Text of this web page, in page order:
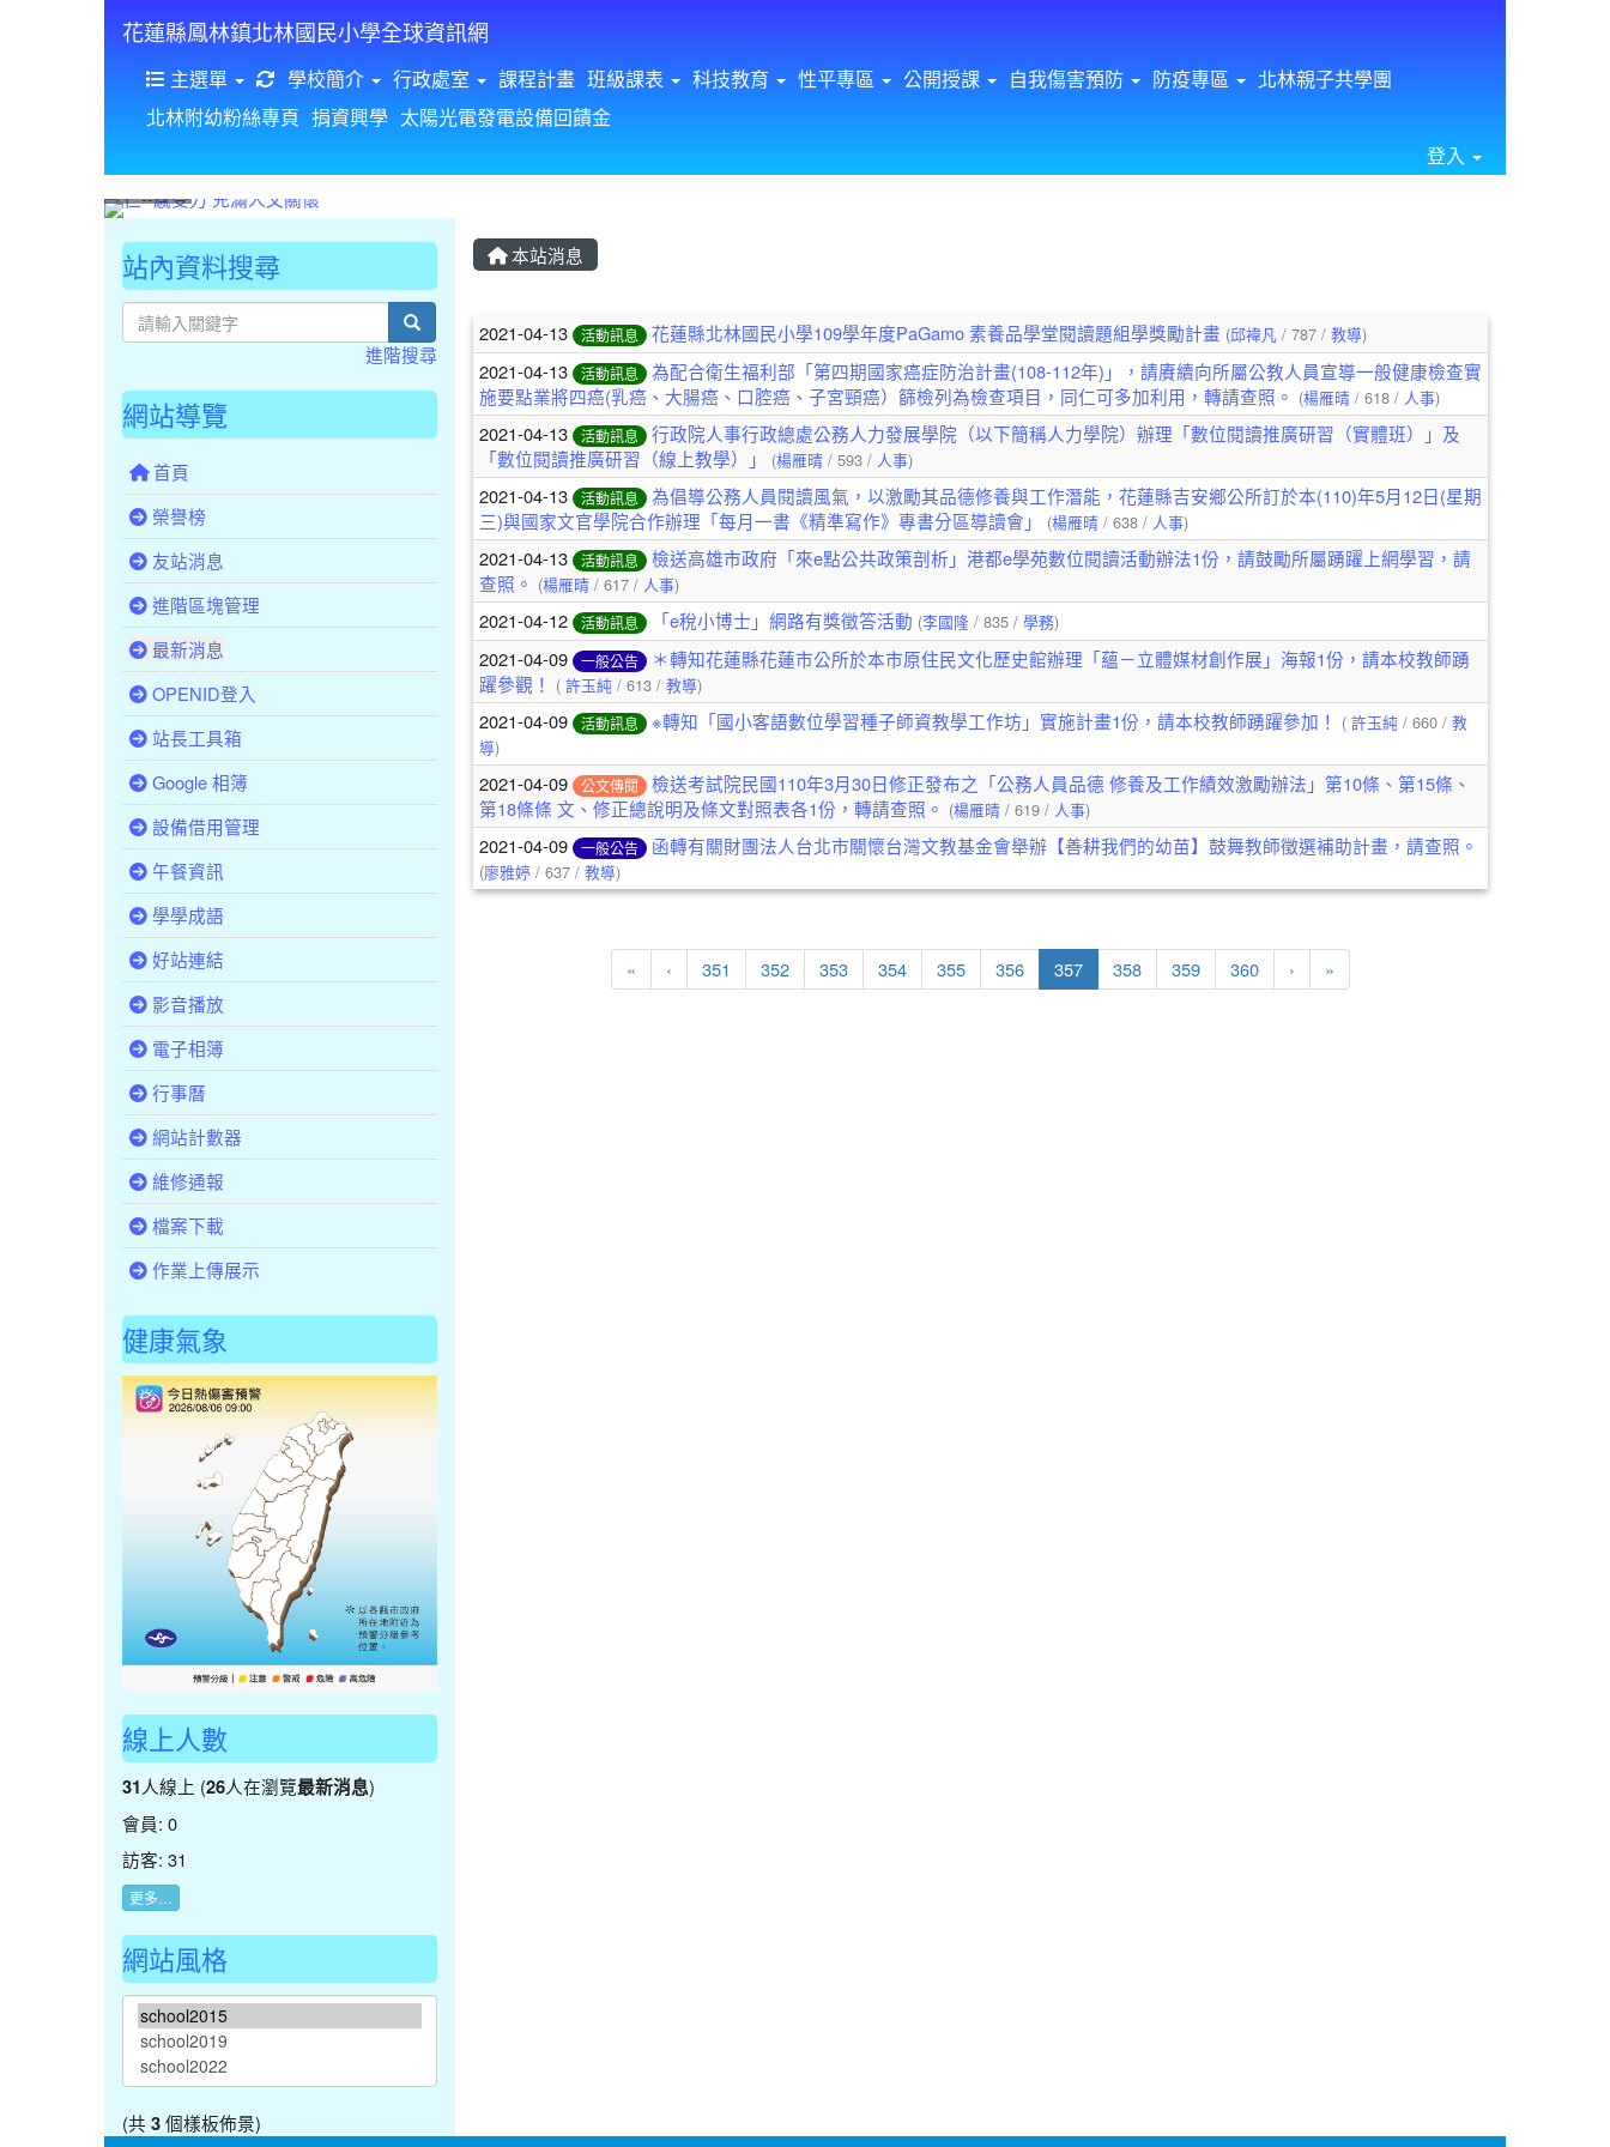
花蓮縣鳳林鎮北林國民小學全球資訊網
主選單 重新取得佈景設定
學校簡介 行政處室 課程計畫 班級課表 科技教育 性平專區 公開授課 自我傷害預防 防疫專區
北林親子共學團
北林附幼粉絲專頁 捐資興學 太陽光電發電設備回饋金
登入
本站消息
文章列表
2021-04-13 活動訊息 花蓮縣北林國民小學109學年度PaGamo 素養品學堂閱讀題組學獎勵計畫 (邱褘凡/ 787 / 教導)
2021-04-13 活動訊息
為配合衛生福利部「第四期國家癌症防治計畫(108-112年)」，請賡續向所屬公教人員宣導一般健康檢查實
施要點業將四癌(乳癌、大腸癌、口腔癌、子宮頸癌）篩檢列為檢查項目，同仁可多加利用，轉請查照。 (楊雁晴/ 618 / 人事)
2021-04-13 活動訊息
行政院人事行政總處公務人力發展學院（以下簡稱人力學院）辦理「數位閱讀推廣研習（實體班）」及
「數位閱讀推廣研習（線上教學）」
(楊雁晴/ 593 / 人事)
2021-04-13 活動訊息
為倡導公務人員閱讀風氣，以激勵其品德修養與工作潛能，花蓮縣吉安鄉公所訂於本(110)年5月12日(星期
三)與國家文官學院合作辦理「每月一書《精準寫作》專書分區導讀會」
(楊雁晴/ 638 / 人事)
2021-04-13 活動訊息
檢送高雄市政府「來e點公共政策剖析」港都e學苑數位閱讀活動辦法1份，請鼓勵所屬踴躍上網學習，請
查照。 (楊雁晴/ 617 / 人事)
2021-04-12 活動訊息 「e稅小博士」網路有獎徵答活動 (李國隆/ 835 / 學務)
2021-04-09 一般公告
＊轉知花蓮縣花蓮市公所於本市原住民文化歷史館辦理「蘊－立體媒材創作展」海報1份，請本校教師踴
躍參觀！
(許玉純/ 613 / 教導)
2021-04-09 活動訊息 ※轉知「國小客語數位學習種子師資教學工作坊」實施計畫1份，請本校教師踴躍參加！ (許玉純/ 660 / 教
導)
2021-04-09 公文傳閱
檢送考試院民國110年3月30日修正發布之「公務人員品德 修養及工作績效激勵辦法」第10條、第15條、
第18條條 文、修正總說明及條文對照表各1份，轉請查照。 (楊雁晴/ 619 / 人事)
2021-04-09 一般公告 函轉有關財團法人台北市關懷台灣文教基金會舉辦【善耕我們的幼苗】鼓舞教師徵選補助計畫，請查照。
(廖雅婷/ 637 / 教導)
«第一頁
‹上一頁
351 352 353 354 355 356 357(目前頁次)
358 359 360 ›下一頁
»最後頁
站內資料搜尋
search
進階搜尋
網站導覽
首頁
榮譽榜
友站消息
進階區塊管理
最新消息
OPENID登入
站長工具箱
Google 相簿
設備借用管理
午餐資訊
學學成語
好站連結
影音播放
電子相簿
行事曆
網站計數器
維修通報
檔案下載
作業上傳展示
健康氣象
線上人數
31人線上 (26人在瀏覽最新消息)
會員: 0
訪客: 31
更多…
網站風格
(共 3個樣板佈景)